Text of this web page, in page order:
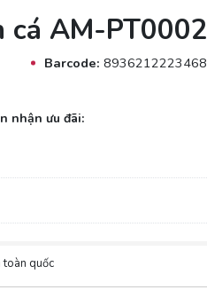
cá AM-PT0002
Barcode: 8936212223468
nhận ưu đãi:
quốc